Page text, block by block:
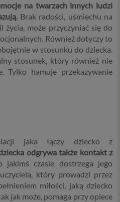
na twarzach innych ludzi
Brak radości, uśmiechu na
może przyczyniać się do
Również dotyczy to
w stosunku do dziecka.
stosunek, który również nie
Tylko hamuje przekazywanie
jaka łączy dziecko z
odgrywa także kontakt z
jakimś czasie dostrzega jego
który prowadzi przez
miłości, jaką dziecko
jak może, pomaga przy opiece